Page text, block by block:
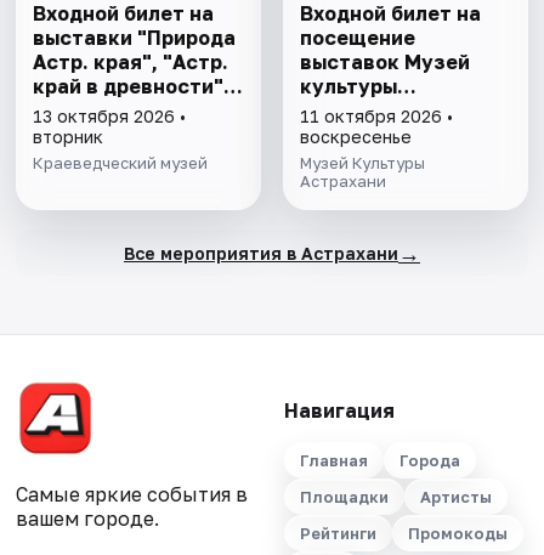
Входной билет на
выставки "Природа
Астр. края", "Астр.
край в древности",
"Заселение Астр.
края"
13 октября 2026 •
вторник
Краеведческий музей
Входной билет на
посещение
выставок Музей
культуры
Астрахани
11 октября 2026 •
воскресенье
Музей Культуры
Астрахани
Все мероприятия в Астрахани →
Самые яркие события в
вашем городе.
Навигация
Главная
Города
Площадки
Артисты
Рейтинги
Промокоды